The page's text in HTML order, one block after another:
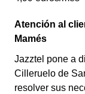
Atención al
Mamés
Jazztel pone a
Cilleruelo de
resolver sus